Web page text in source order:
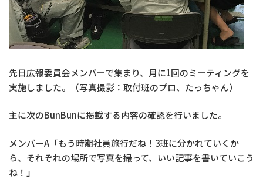
先日広報委員会メンバーで集まり、月に1回のミーティングを
実施しました。（写真撮影：取付班のプロ、たっちゃん）
主に次のBunBunに掲載する内容の確認を行いました。
メンバーA「もう時期社員旅行だね！3班に分かれていくか
ら、それぞれの場所で写真を撮って、いい記事を書いていこう
ね！」